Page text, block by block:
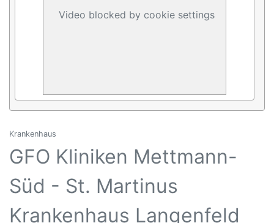
Video blocked by cookie settings
Krankenhaus
GFO Kliniken Mettmann-
Süd - St. Martinus
Krankenhaus Langenfeld